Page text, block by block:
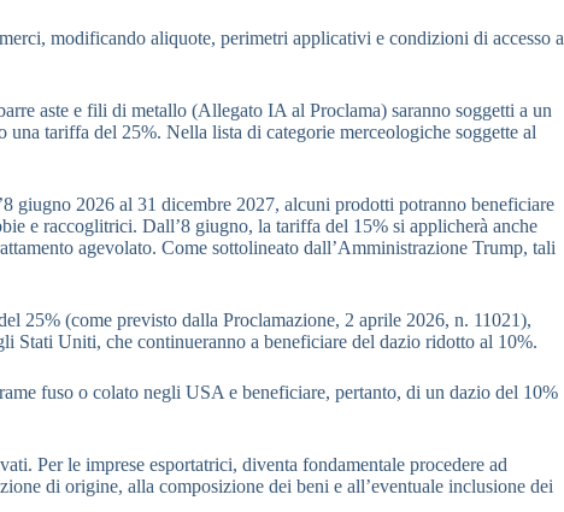
modificando aliquote, perimetri applicativi e condizioni di accesso a
aste e fili di metallo (Allegato IA al Proclama) saranno soggetti a un
tariffa del 25%. Nella lista di categorie merceologiche soggette al
giugno 2026 al 31 dicembre 2027, alcuni prodotti potranno beneficiare
e raccoglitrici. Dall’8 giugno, la tariffa del 15% si applicherà anche
agevolato. Come sottolineato dall’Amministrazione Trump, tali
25% (come previsto dalla Proclamazione, 2 aprile 2026, n. 11021),
Stati Uniti, che continueranno a beneficiare del dazio ridotto al 10%.
fuso o colato negli USA e beneficiare, pertanto, di un dazio del 10%
Per le imprese esportatrici, diventa fondamentale procedere ad
di origine, alla composizione dei beni e all’eventuale inclusione dei